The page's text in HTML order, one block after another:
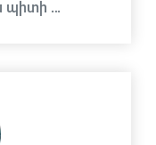
պիտի …